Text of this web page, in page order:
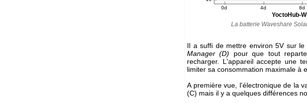
La batterie Waveshare
Il a suffi de mettre environ 5V sur le
Manager (D) pour que tout
recharger. L'appareil accepte une
limiter sa consommation maximale à
A première vue, l'électronique de la
(C) mais il y a quelques différences